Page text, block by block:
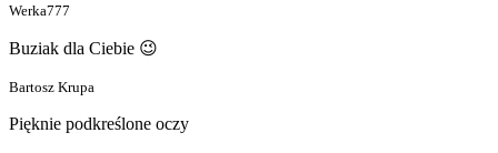
Werka777
Buziak dla Ciebie 😉
Bartosz Krupa
Pięknie podkreślone oczy